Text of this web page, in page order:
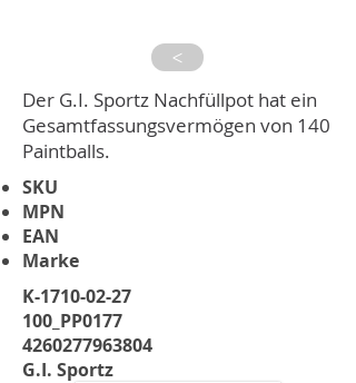
>
Der G.I. Sportz Nachfüllpot hat ein
Gesamtfassungsvermögen von 140
Paintballs.
K-1710-02-27
100_PP0177
4260277963804
G.I. Sportz
SKU
MPN
EAN
Marke